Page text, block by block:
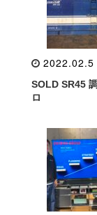
2022.02.5
SOLD SR45
ロ